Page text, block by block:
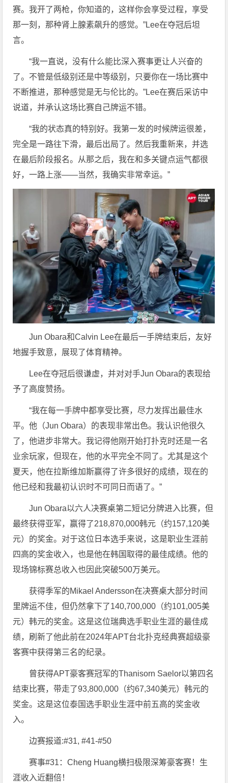
赛。我开了两枪，你知道的，这样你会享受过程，享受
那一刻，那种肾上腺素飙升的感觉。”Lee在夺冠后坦
言。
“我一直说，没有什么能比深入赛事更让人兴奋的
了。不管是低级别还是中等级别，只要你在一场比赛中
不断推进，那种感觉是无与伦比的。”Lee在赛后采访中
说道，并承认这场比赛自己牌运不错。
“我的状态真的特别好。我第一发的时候牌运很差，
完全是一路往下滑，最后出局了。然后我重新来，并选
在最后阶段报名。从那之后，我在和多关键点运气都很
好，一路上涨——当然，我确实非常幸运。”
Jun Obara和Calvin Lee在最后一手牌结束后，友好
地握手致意，展现了体育精神。
Lee在夺冠后很谦虚，并对对手Jun Obara的表现给
予了高度赞扬。
“我在每一手牌中都享受比赛，尽力发挥出最佳水
平。他（Jun Obara）的表现非常出色。我认识他很久
了，他进步非常大。我记得他刚开始打扑克时还是一名
业余玩家，但现在，他的水平完全不同了。尤其是这个
夏天，他在拉斯维加斯赢得了许多很好的成绩，现在的
他已经和我最初认识时不可同日而语了。”
Jun Obara以六人决赛桌第二短记分牌进入比赛，但
最终获得亚军，赢得了218,870,000韩元（约157,120美
元）的奖金。对于这位日本选手来说，这是职业生涯前
四高的奖金收入，也是他在韩国取得的最佳成绩。他的
现场锦标赛总收入也因此突破500万美元。
获得季军的Mikael Andersson在决赛桌大部分时间
里牌运不佳，但仍然拿下了140,700,000（约101,005美
元）韩元的奖金。这是这位瑞典选手职业生涯的最佳成
绩，刷新了他此前在2024年APT台北扑克经典赛超级豪
客赛中获得第三名的纪录。
曾获得APT豪客赛冠军的Thanisorn Saelor以第四名
结束比赛，带走了93,800,000（约67,340美元）韩元的
奖金。这是这位泰国选手职业生涯中前五高的奖金收
入。
边赛报道:#31, #41-#50
赛事#31：Cheng Huang横扫极限深筹豪客赛！生
涯收入近翻倍！